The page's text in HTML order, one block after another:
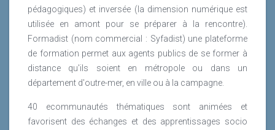
pédagogiques) et inversée (la dimension numérique est
utilisée en amont pour se préparer à la rencontre).
Formadist (nom commercial : Syfadist) une plateforme
de formation permet aux agents publics de se former à
distance qu'ils soient en métropole ou dans un
département d'outre-mer, en ville ou à la campagne.
40 ecommunautés thématiques sont animées et
favorisent des échanges et des apprentissages socio